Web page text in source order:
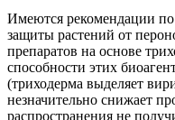
Имеются рекомендации
защиты растений от
препаратов на основе
способности этих
(триходерма выделяет
незначительно снижает
распространения не